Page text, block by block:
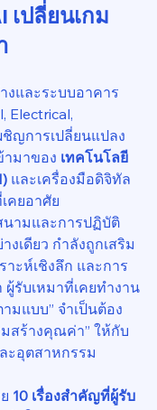
เปลี่ยนเกม
งและระบบอาคาร
Electrical,
ชิญการเปลี่ยนแปลง
ามาของ เทคโนโลยี
และเครื่องมือดิจิทัล
คยอาศัย
ามและการปฏิบัติ
งเดียว กำลังถูกเสริม
าะห์เชิงลึก และการ
รับเหมาที่เคยทำงาน
มแบบ” จำเป็นต้อง
มสร้างคุณค่า” ให้กับ
ะอุตสาหกรรม
10 เรื่องสำคัญที่ผู้รับ